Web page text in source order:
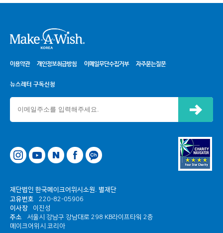
이용약관 개인정보취급방침 이메일무단수집거부 자주묻는질문
뉴스레터 구독신청
이버페이스북카카오톡 채널
재단법인 한국메이크어위시소원. 별재단
고유번호
220-82-05906
이사장
이진성
주소
서울시 강남구 강남대로 298 KB라이프타워 2층
메이크어위시 코리아